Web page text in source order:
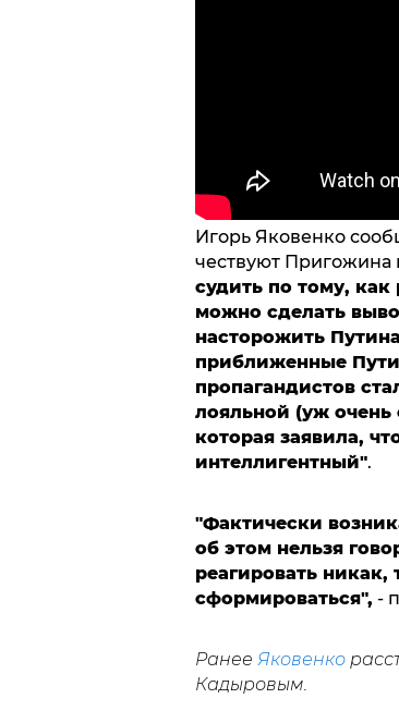
Игорь Яковенко
чествуют Пригожина
судить по тому,
можно сделать
насторожить
приближенные
пропагандистов
лояльной (уж очень
которая заявила,
интеллигентный".
"Фактически
об этом нельзя
реагировать никак,
сформироваться", -
Ранее Яковенко
Кадыровым.